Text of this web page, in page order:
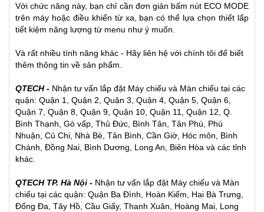
Với chức năng này, bạn chỉ cần đơn giản bấm nút ECO MODE
trên máy hoặc điều khiển từ xa, bạn có thể lựa chọn thiết lấp
tiết kiệm năng lượng từ menu như ý muốn.
Và rất nhiều tính năng khác - Hãy liên hệ với chính tôi để biết
thêm thông tin về sản phẩm.
QTECH - Nhận tư vấn lắp đặt Máy chiếu và Màn chiếu tại các
quận: Quận 1, Quận 2, Quận 3, Quận 4, Quận 5, Quận 6,
Quận 7, Quận 8, Quận 9, Quận 10, Quận 11, Quận 12, Q.
Bình Thạnh, Gò vấp, Thủ Đức, Bình Tân, Tân Phú, Phú
Nhuận, Củ Chi, Nhà Bè, Tân Bình, Cần Giờ, Hóc môn, Bình
Chánh, Đồng Nai, Bình Dương, Long An, Biên Hòa và các tỉnh
khác.
QTECH TP. Hà Nội - Nhận tư vấn lắp đặt Máy chiếu và Màn
chiếu tại các quận: Quận Ba Đình, Hoàn Kiếm, Hai Bà Trưng,
Đống Đa, Tây Hồ, Cầu Giấy, Thanh Xuân, Hoàng Mai, Long